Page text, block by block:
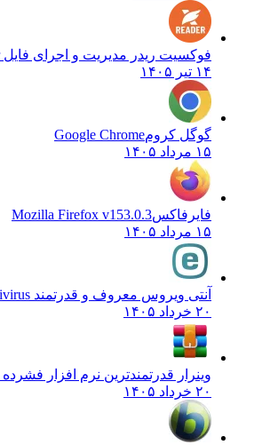
فوکسیت ریدر مدیریت و اجرای فایل PDF
۱۴ تیر ۱۴۰۵
گوگل کرومGoogle Chrome
۱۵ مرداد ۱۴۰۵
فایرفاکسMozilla Firefox v153.0.3
۱۵ مرداد ۱۴۰۵
آنتی ویروس معروف و قدرتمند NOD32
۲۰ خرداد ۱۴۰۵
وینرار قدرتمندترین نرم افزار
۲۰ خرداد ۱۴۰۵